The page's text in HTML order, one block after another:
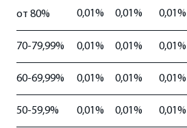
от 80% 0,01% 0,01% 0,01%
70-79,99% 0,01% 0,01% 0,01%
60-69,99% 0,01% 0,01% 0,01%
50-59,9% 0,01% 0,01% 0,01%